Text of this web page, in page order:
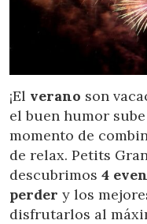
Location/hotel name
CA
¡El verano son
el buen humor
momento de
de relax. Petits
descubrimos 4
perder y los
disfrutarlos al